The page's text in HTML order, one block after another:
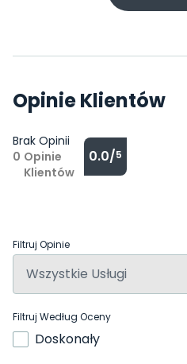
Opinie Klientów
Brak Opinii
0 Opinie
Klientów
0.0/5
Filtruj Opinie
Filtruj Według Oceny
Doskonały